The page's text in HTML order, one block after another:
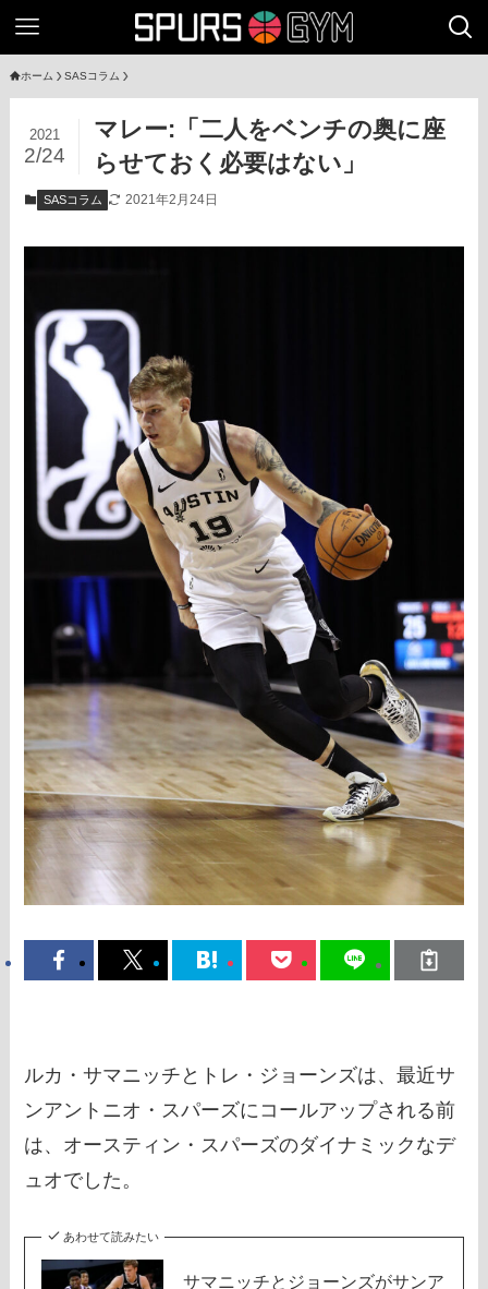
ホーム SASコラム
マレー:「二人をベンチの奥に座
らせておく必要はない」
2021
2/24
SASコラム 2021年2月24日
ルカ・サマニッチとトレ・ジョーンズは、最近サ
ンアントニオ・スパーズにコールアップされる前
は、オースティン・スパーズのダイナミックなデ
ュオでした。
あわせて読みたい
サマニッチとジョーンズがサンア